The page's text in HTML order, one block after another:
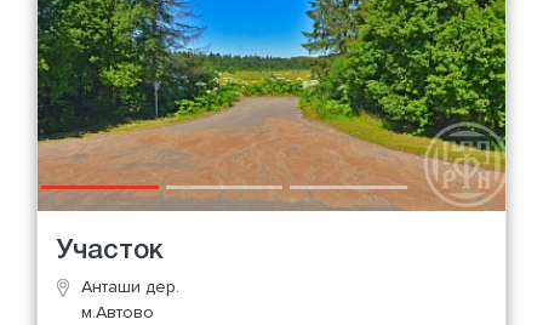
Участок
Анташи дер.
м.Автово